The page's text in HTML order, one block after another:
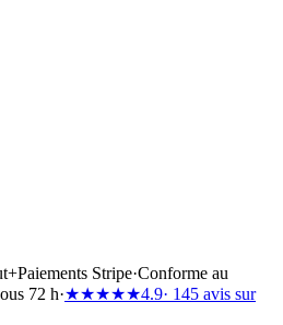
+Paiements Stripe·Conforme au
72 h·★★★★★4.9· 145 avis sur